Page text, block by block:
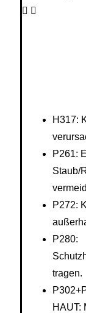
H317:
P261:
Staub/
P272:
P280:
tragen.
HAUT: